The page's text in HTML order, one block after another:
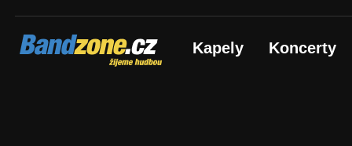
Bandzone.cz
žijeme hudbou Kapely Koncerty